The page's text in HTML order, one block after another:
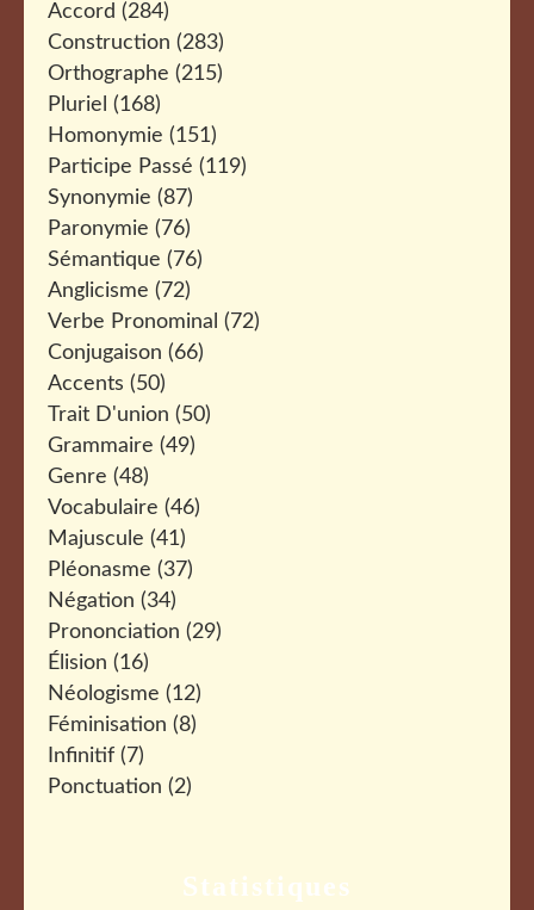
Accord (284)
Construction (283)
Orthographe (215)
Pluriel (168)
Homonymie (151)
Participe Passé (119)
Synonymie (87)
Paronymie (76)
Sémantique (76)
Anglicisme (72)
Verbe Pronominal (72)
Conjugaison (66)
Accents (50)
Trait D'union (50)
Grammaire (49)
Genre (48)
Vocabulaire (46)
Majuscule (41)
Pléonasme (37)
Négation (34)
Prononciation (29)
Élision (16)
Néologisme (12)
Féminisation (8)
Infinitif (7)
Ponctuation (2)
Statistiques